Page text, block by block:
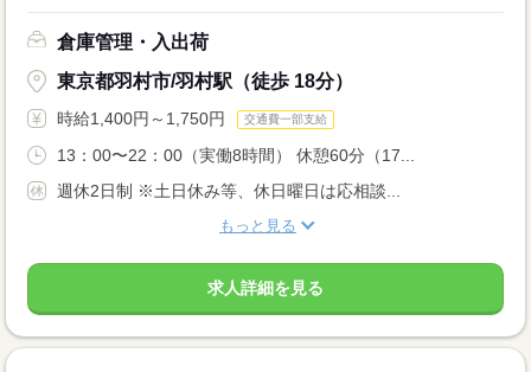
倉庫管理・入出荷
東京都羽村市/羽村駅（徒歩 18分）
時給1,400円～1,750円 交通費一部支給
13：00〜22：00（実働8時間） 休憩60分（17...
週休2日制 ※土日休み等、休日曜日は応相談...
もっと見る
求人詳細を見る